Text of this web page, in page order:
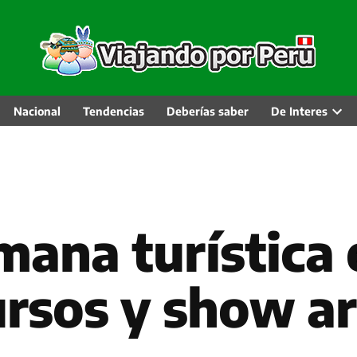
Nacional Tendencias Deberías saber De Interes
turística
y show